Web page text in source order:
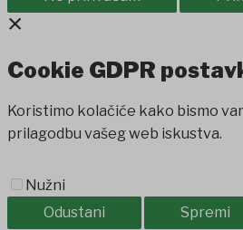
×
Cookie GDPR
Koristimo kolačiće kako bismo
prilagodbu vašeg web iskustva.
Nužni
Odustani
Spremi